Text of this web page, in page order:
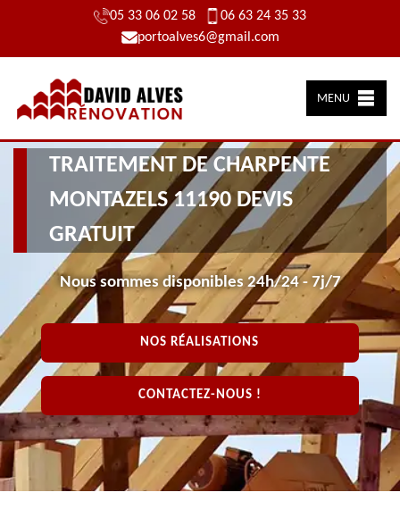
05 33 06 02 58
06 63 24 35 33
portoalves6@gmail.com
MENU
TRAITEMENT DE CHARPENTE
MONTAZELS 11190 DEVIS
GRATUIT
Nous sommes disponibles 24h/24 - 7j/7
NOS RÉALISATIONS
CONTACTEZ-NOUS !